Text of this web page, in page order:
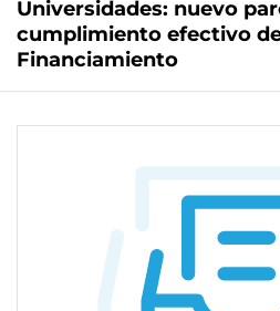
Universidades: nuevo
cumplimiento efectivo
Financiamiento